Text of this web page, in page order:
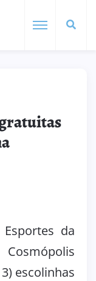
da
escolinhas